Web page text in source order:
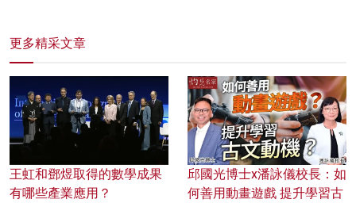
更多精采文章
王虹和鄧煜取得的數學成果
有哪些產業應用？
邱國光博士x潘詠儀校長：如
何善用動畫遊戲 提升學習古